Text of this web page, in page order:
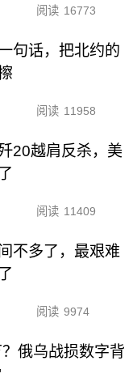
阅读 16773
句话，把北约的
阅读 11958
20越肩反杀，美
阅读 11409
不多了，最艰难
阅读 9974
俄乌战损数字背